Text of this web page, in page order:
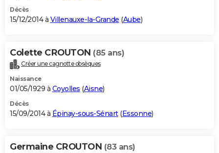
Décès
15/12/2014 à Villenauxe-la-Grande (Aube)
Colette CROUTON (85 ans)
Créer une cagnotte obsèques
Naissance
01/05/1929 à Coyolles (Aisne)
Décès
15/09/2014 à Épinay-sous-Sénart(Essonne)
Germaine CROUTON (83 ans)